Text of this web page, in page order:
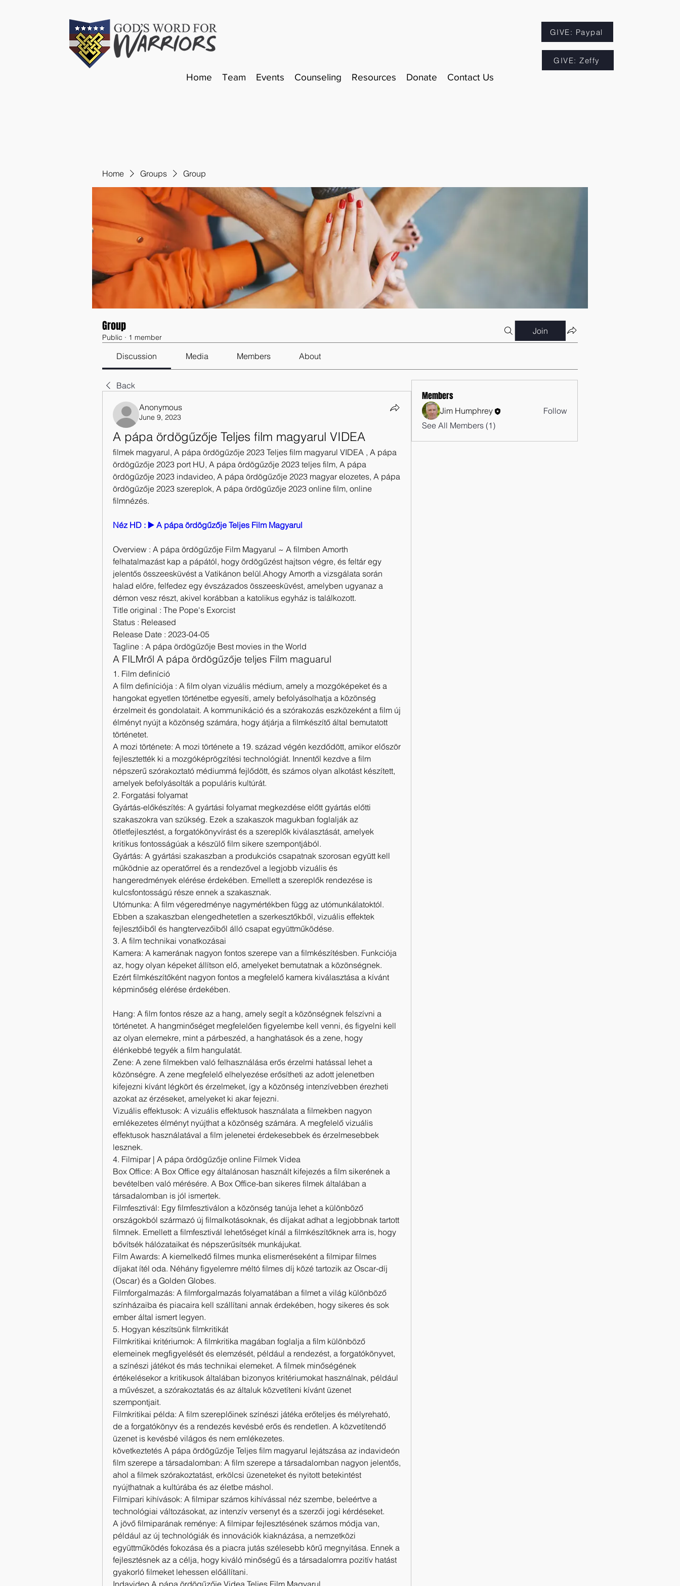
GIVE: Paypal
GIVE: Zeffy
Home Team Events Counseling Resources Donate Contact Us
Home Groups Group
Group
Public · 1 member
Join
Discussion Media Members About
Back
Anonymous
June 9, 2023
A pápa ördögűzője Teljes film magyarul VIDEA
filmek magyarul, A pápa ördögűzője 2023 Teljes film magyarul VIDEA , A pápa
ördögűzője 2023 port HU, A pápa ördögűzője 2023 teljes film, A pápa
ördögűzője 2023 indavideo, A pápa ördögűzője 2023 magyar elozetes, A pápa
ördögűzője 2023 szereplok, A pápa ördögűzője 2023 online film, online
filmnézés.
Néz HD : ▶️ A pápa ördögűzője Teljes Film Magyarul
Overview : A pápa ördögűzője Film Magyarul ~ A filmben Amorth
felhatalmazást kap a pápától, hogy ördögűzést hajtson végre, és feltár egy
jelentős összeesküvést a Vatikánon belül.Ahogy Amorth a vizsgálata során
halad előre, felfedez egy évszázados összeesküvést, amelyben ugyanaz a
démon vesz részt, akivel korábban a katolikus egyház is találkozott.
Title original : The Pope's Exorcist
Status : Released
Release Date : 2023-04-05
Tagline : A pápa ördögűzője Best movies in the World
A FILMről A pápa ördögűzője teljes Film maguarul
1. Film definíció
A film definíciója : A film olyan vizuális médium, amely a mozgóképeket és a
hangokat egyetlen történetbe egyesíti, amely befolyásolhatja a közönség
érzelmeit és gondolatait. A kommunikáció és a szórakozás eszközeként a film új
élményt nyújt a közönség számára, hogy átjárja a filmkészítő által bemutatott
történetet.
A mozi története: A mozi története a 19. század végén kezdődött, amikor először
fejlesztették ki a mozgóképrögzítési technológiát. Innentől kezdve a film
népszerű szórakoztató médiummá fejlődött, és számos olyan alkotást készített,
amelyek befolyásolták a populáris kultúrát.
2. Forgatási folyamat
Gyártás-előkészítés: A gyártási folyamat megkezdése előtt gyártás előtti
szakaszokra van szükség. Ezek a szakaszok magukban foglalják az
ötletfejlesztést, a forgatókönyvírást és a szereplők kiválasztását, amelyek
kritikus fontosságúak a készülő film sikere szempontjából.
Gyártás: A gyártási szakaszban a produkciós csapatnak szorosan együtt kell
működnie az operatőrrel és a rendezővel a legjobb vizuális és
hangeredmények elérése érdekében. Emellett a szereplők rendezése is
kulcsfontosságú része ennek a szakasznak.
Utómunka: A film végeredménye nagymértékben függ az utómunkálatoktól.
Ebben a szakaszban elengedhetetlen a szerkesztőkből, vizuális effektek
fejlesztőiből és hangtervezőiből álló csapat együttműködése.
3. A film technikai vonatkozásai
Kamera: A kamerának nagyon fontos szerepe van a filmkészítésben. Funkciója
az, hogy olyan képeket állítson elő, amelyeket bemutatnak a közönségnek.
Ezért filmkészítőként nagyon fontos a megfelelő kamera kiválasztása a kívánt
képminőség elérése érdekében.
Hang: A film fontos része az a hang, amely segít a közönségnek felszívni a
történetet. A hangminőséget megfelelően figyelembe kell venni, és figyelni kell
az olyan elemekre, mint a párbeszéd, a hanghatások és a zene, hogy
élénkebbé tegyék a film hangulatát.
Zene: A zene filmekben való felhasználása erős érzelmi hatással lehet a
közönségre. A zene megfelelő elhelyezése erősítheti az adott jelenetben
kifejezni kívánt légkört és érzelmeket, így a közönség intenzívebben érezheti
azokat az érzéseket, amelyeket ki akar fejezni.
Vizuális effektusok: A vizuális effektusok használata a filmekben nagyon
emlékezetes élményt nyújthat a közönség számára. A megfelelő vizuális
effektusok használatával a film jelenetei érdekesebbek és érzelmesebbek
lesznek.
4. Filmipar | A pápa ördögűzője online Filmek Videa
Box Office: A Box Office egy általánosan használt kifejezés a film sikerének a
bevételben való mérésére. A Box Office-ban sikeres filmek általában a
társadalomban is jól ismertek.
Filmfesztivál: Egy filmfesztiválon a közönség tanúja lehet a különböző
országokból származó új filmalkotásoknak, és díjakat adhat a legjobbnak tartott
filmnek. Emellett a filmfesztivál lehetőséget kínál a filmkészítőknek arra is, hogy
bővítsék hálózataikat és népszerűsítsék munkájukat.
Film Awards: A kiemelkedő filmes munka elismeréseként a filmipar filmes
díjakat ítél oda. Néhány figyelemre méltó filmes díj közé tartozik az Oscar-díj
(Oscar) és a Golden Globes.
Filmforgalmazás: A filmforgalmazás folyamatában a filmet a világ különböző
színházaiba és piacaira kell szállítani annak érdekében, hogy sikeres és sok
ember által ismert legyen.
5. Hogyan készítsünk filmkritikát
Filmkritikai kritériumok: A filmkritika magában foglalja a film különböző
elemeinek megfigyelését és elemzését, például a rendezést, a forgatókönyvet,
a színészi játékot és más technikai elemeket. A filmek minőségének
értékelésekor a kritikusok általában bizonyos kritériumokat használnak, például
a művészet, a szórakoztatás és az általuk közvetíteni kívánt üzenet
szempontjait.
Filmkritikai példa: A film szereplőinek színészi játéka erőteljes és mélyreható,
de a forgatókönyv és a rendezés kevésbé erős és rendetlen. A közvetítendő
üzenet is kevésbé világos és nem emlékezetes.
következtetés A pápa ördögűzője Teljes film magyarul lejátszása az indavideón
film szerepe a társadalomban: A film szerepe a társadalomban nagyon jelentős,
ahol a filmek szórakoztatást, erkölcsi üzeneteket és nyitott betekintést
nyújthatnak a kultúrába és az életbe máshol.
Filmipari kihívások: A filmipar számos kihívással néz szembe, beleértve a
technológiai változásokat, az intenzív versenyt és a szerzői jogi kérdéseket.
A jövő filmiparának reménye: A filmipar fejlesztésének számos módja van,
például az új technológiák és innovációk kiaknázása, a nemzetközi
együttműködés fokozása és a piacra jutás szélesebb körű megnyitása. Ennek a
fejlesztésnek az a célja, hogy kiváló minőségű és a társadalomra pozitív hatást
gyakorló filmeket lehessen előállítani.
Indavideo A pápa ördögűzője Videa Teljes Film Magyarul
Members
Jim Humphrey
Follow
See All Members (1)